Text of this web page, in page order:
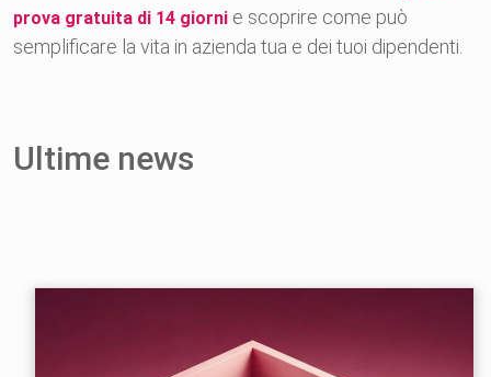
prova gratuita di 14 giorni e scoprire come può
semplificare la vita in azienda tua e dei tuoi dipendenti.
Ultime news